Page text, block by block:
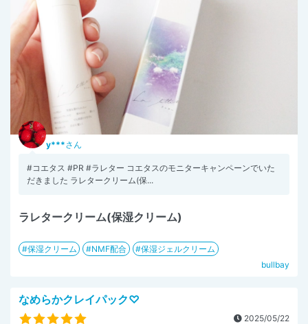
y***さん
#コエタス #PR #ラレター コエタスのモニターキャンペーンでいた
だきました ラレタークリーム(保...
ラレタークリーム(保湿クリーム)
保湿クリーム NMF配合
保湿ジェルクリーム
bullbay
なめらかクレイパック♡
2025/05/22